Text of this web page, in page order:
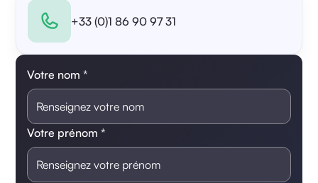
+33 (0)1 86 90 97 31
Votre nom *
Votre prénom *